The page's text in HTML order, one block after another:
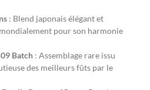
: Blend japonais élégant et
pour son harmonie
Batch : Assemblage rare issu
des meilleurs fûts par le